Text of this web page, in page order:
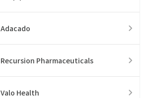
Adacado
Recursion Pharmaceuticals
Valo Health